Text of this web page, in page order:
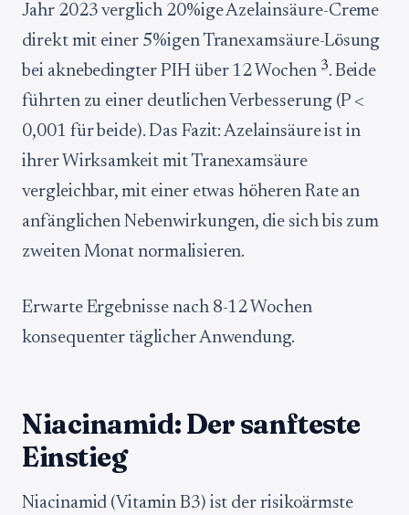
Jahr 2023 verglich 20%ige Azelainsäure-Creme
direkt mit einer 5%igen Tranexamsäure-Lösung
bei aknebedingter PIH über 12 Wochen 3. Beide
führten zu einer deutlichen Verbesserung (P <
0,001 für beide). Das Fazit: Azelainsäure ist in
ihrer Wirksamkeit mit Tranexamsäure
vergleichbar, mit einer etwas höheren Rate an
anfänglichen Nebenwirkungen, die sich bis zum
zweiten Monat normalisieren.
Erwarte Ergebnisse nach 8-12 Wochen
konsequenter täglicher Anwendung.
Niacinamid: Der sanfteste
Einstieg
Niacinamid (Vitamin B3) ist der risikoärmste